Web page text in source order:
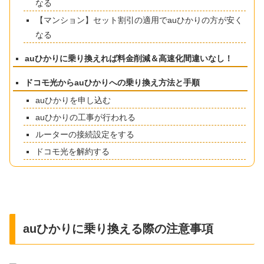
なる
【マンション】セット割引の適用でauひかりの方が安く
なる
auひかりに乗り換えれば料金削減＆高速化間違いなし！
ドコモ光からauひかりへの乗り換え方法と手順
auひかりを申し込む
auひかりの工事が行われる
ルーターの接続設定をする
ドコモ光を解約する
auひかりに乗り換える際の注意事項